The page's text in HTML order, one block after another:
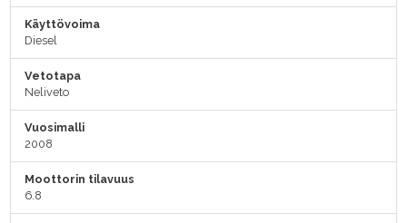
Käyttövoima
Diesel
Vetotapa
Neliveto
Vuosimalli
2008
Moottorin tilavuus
6.8